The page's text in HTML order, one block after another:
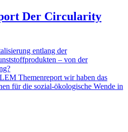
Der Circularity
entlang der
– von der
Themenreport wir haben das
für die sozial-ökologische Wende in